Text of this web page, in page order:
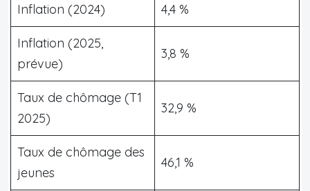
Inflation (2024) 4,4 %
Inflation (2025,
prévue)
3,8 %
Taux de chômage (T1
2025)
32,9 %
Taux de chômage des
jeunes
46,1 %